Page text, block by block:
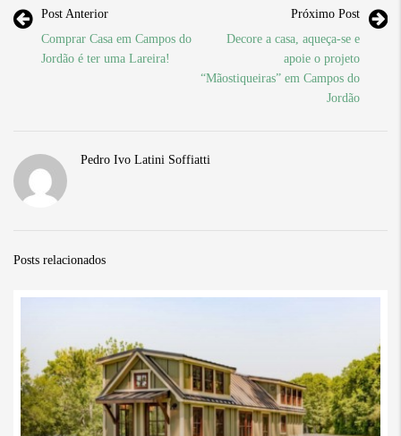
Post Anterior
Comprar Casa em Campos do
Jordão é ter uma Lareira!
Próximo Post
Decore a casa, aqueça-se e
apoie o projeto
“Mãostiqueiras” em Campos do
Jordão
Pedro Ivo Latini Soffiatti
Posts relacionados